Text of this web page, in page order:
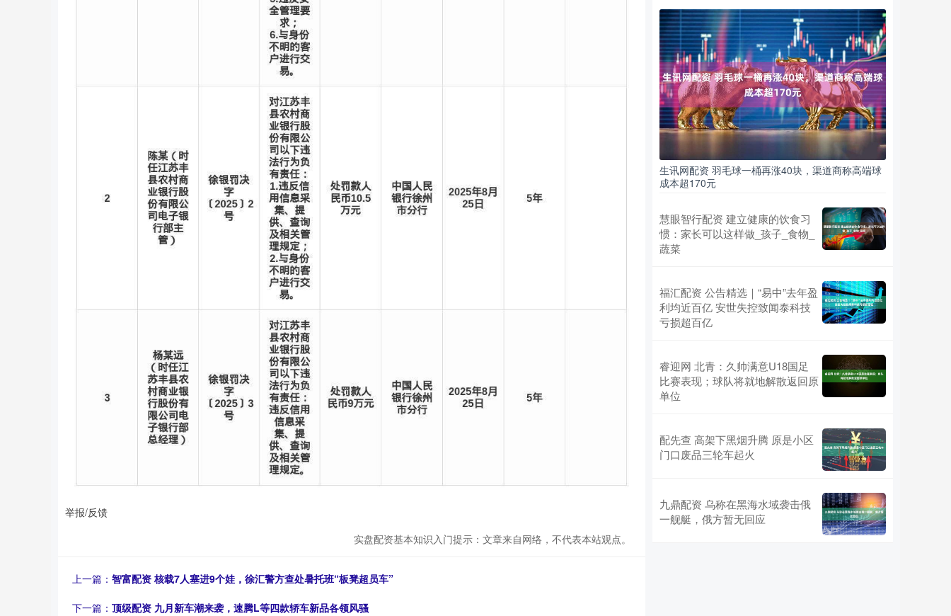
举报/反馈
实盘配资基本知识入门提示：文章来自网络，不代表本站观点。
上一篇： 智富配资 核载7人塞进9个娃，徐汇警方查处暑托班“板凳超员车”
下一篇： 顶级配资 九月新车潮来袭，速腾L等四款轿车新品各领风骚
生讯网配资 羽毛球一桶再涨40块，渠道商称高端球
成本超170元
慧眼智行配资 建立健康的饮食习
惯：家长可以这样做_孩子_食物_
蔬菜
福汇配资 公告精选｜“易中”去年盈
利均近百亿 安世失控致闻泰科技
亏损超百亿
睿迎网 北青：久帅满意U18国足
比赛表现；球队将就地解散返回原
单位
配先查 高架下黑烟升腾 原是小区
门口废品三轮车起火
九鼎配资 乌称在黑海水域袭击俄
一舰艇，俄方暂无回应